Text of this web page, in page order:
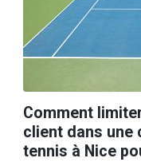
Comment
client dans
tennis à Nice